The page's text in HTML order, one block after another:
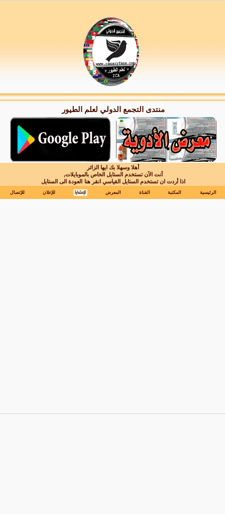
منتدى التجمع الدولي لعلم الطيور
أهلا وسهلا بك ايها الزائر
أنت الآن تستخدم الستايل الخاص بالموبايلات,
اذا أردت ان تستخدم الستايل القياسي انقر هنا العودة الى الستايل
الرئيسية المكتبة القناة المعرض للإعلان للإتصال